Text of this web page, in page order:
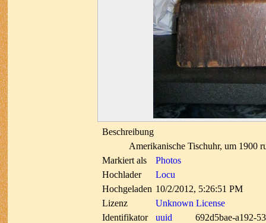
Beschreibung
Amerikanische Tischuhr, um 1900
Markiert als
Photos
Hochlader
Locu
Hochgeladen 10/2/2012, 5:26:51 PM
Lizenz
Unknown License
Identifikator
uuid
692d5bae-a192-